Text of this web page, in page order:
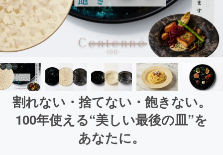
割れない・捨てない・飽きない。
100年使える“美しい最後の皿”を
あなたに。